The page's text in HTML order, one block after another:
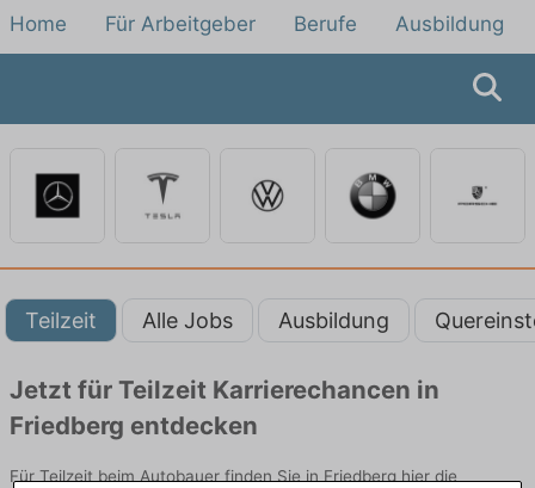
Home Für Arbeitgeber Berufe Ausbildung
Teilzeit Alle Jobs Ausbildung
Jetzt für Teilzeit Karrierechancen in
Friedberg entdecken
Für Teilzeit beim Autobauer finden Sie in Friedberg hier die